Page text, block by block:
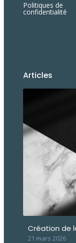
Politiques de
confidentialité
Articles
Création de
21 mars 2026